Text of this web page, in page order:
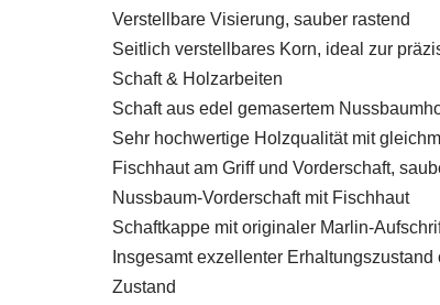
Verstellbare Visierung, sauber rastend
Seitlich verstellbares Korn, ideal zur
Schaft & Holzarbeiten
Schaft aus edel gemasertem
Sehr hochwertige Holzqualität mit
Fischhaut am Griff und Vorderschaft,
Nussbaum-Vorderschaft mit Fischhaut
Schaftkappe mit originaler Marlin-
Insgesamt exzellenter
Zustand